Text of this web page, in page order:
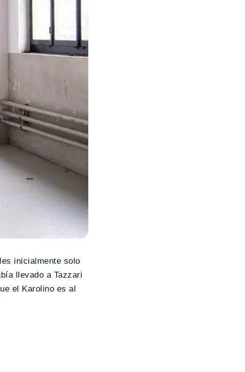
inicialmente solo
llevado a Tazzari
el Karolino es al